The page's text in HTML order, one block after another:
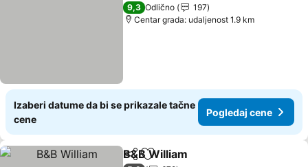
9,3 Odlično
197
Centar grada: udaljenost 1.9 km
Izaberi datume da bi se prikazale tačne
cene
Pogledaj cene
Deli Dodati u favorite
B&B William